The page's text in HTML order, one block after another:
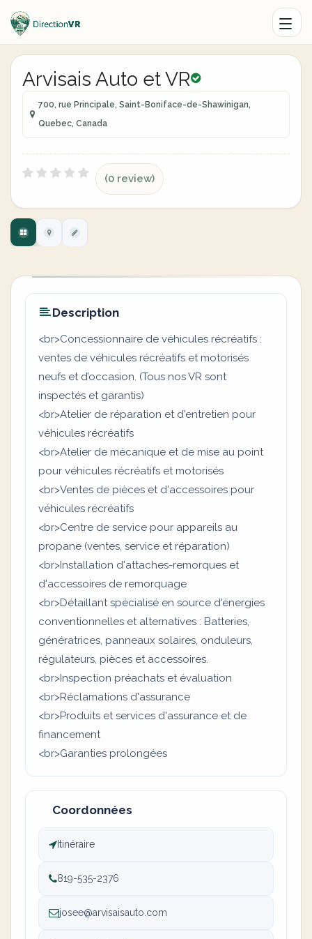
Arvisais Auto et VR
700, rue Principale, Saint-Boniface-de-Shawinigan,
Quebec, Canada
(0 review)
Description
<br>Concessionnaire de véhicules récréatifs :
ventes de véhicules récréatifs et motorisés
neufs et d’occasion. (Tous nos VR sont
inspectés et garantis)
<br>Atelier de réparation et d'entretien pour
véhicules récréatifs
<br>Atelier de mécanique et de mise au point
pour véhicules récréatifs et motorisés
<br>Ventes de pièces et d'accessoires pour
véhicules récréatifs
<br>Centre de service pour appareils au
propane (ventes, service et réparation)
<br>Installation d'attaches-remorques et
d'accessoires de remorquage
<br>Détaillant spécialisé en source d'énergies
conventionnelles et alternatives : Batteries,
génératrices, panneaux solaires, onduleurs,
régulateurs, pièces et accessoires.
<br>Inspection préachats et évaluation
<br>Réclamations d'assurance
<br>Produits et services d'assurance et de
financement
<br>Garanties prolongées
Coordonnées
Itinéraire
819-535-2376
josee@arvisaisauto.com